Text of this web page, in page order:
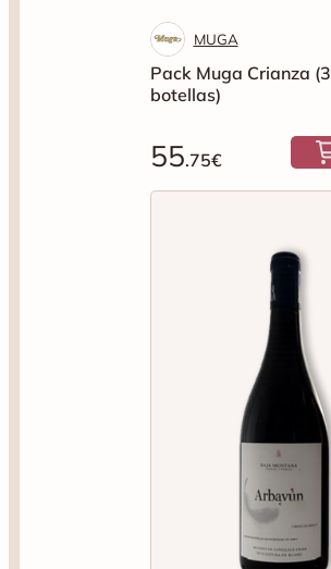
MUGA
Pack Muga Crianza (3
botellas)
55.75€